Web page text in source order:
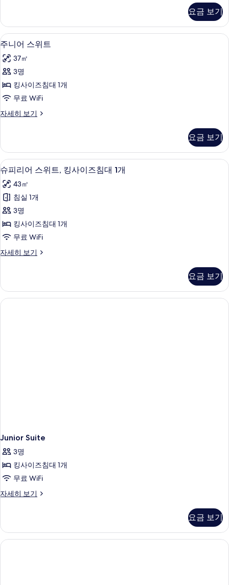
보
기
룸
자
세
히
보
기
요금 보기
주
니
어
스
위
사
모
두
보
기
미니바, 객실 내 금고, 암막 커튼, 방음
2
주니어 스위트
37㎡
3명
킹사이즈침대 1개
무료 WiFi
자세히 보기
주
위
트
자
세
히
보
기
요금 보기
슈
피
리
어
스
위
킹
이
즈
미니바, 객실 내 금고, 암막 커튼, 방음
2
슈피리어 스위트, 킹사이즈침대 1개
43㎡
침실 1개
3명
킹사이즈침대 1개
무료 WiFi
자세히 보기
슈
스
위
트,
요금 보기
Junior Suite
3명
킹사이즈침대 1개
무료 WiFi
자세히 보기
Junior
히
보
기
요금 보기